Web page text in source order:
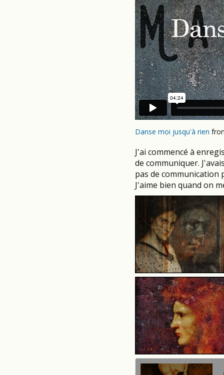
Danse moi jusqu'à rien
J'ai commencé à
de communiquer.
pas de communication
J'aime bien quand on